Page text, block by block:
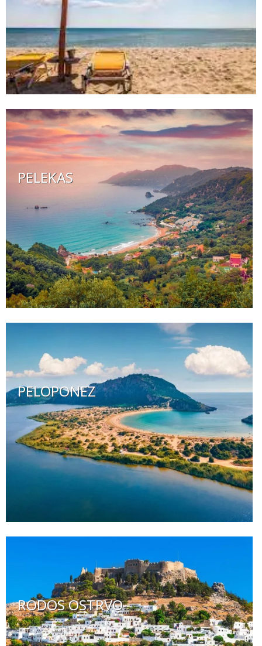
PELEKAS
PELOPONEZ
RODOS OSTRVO